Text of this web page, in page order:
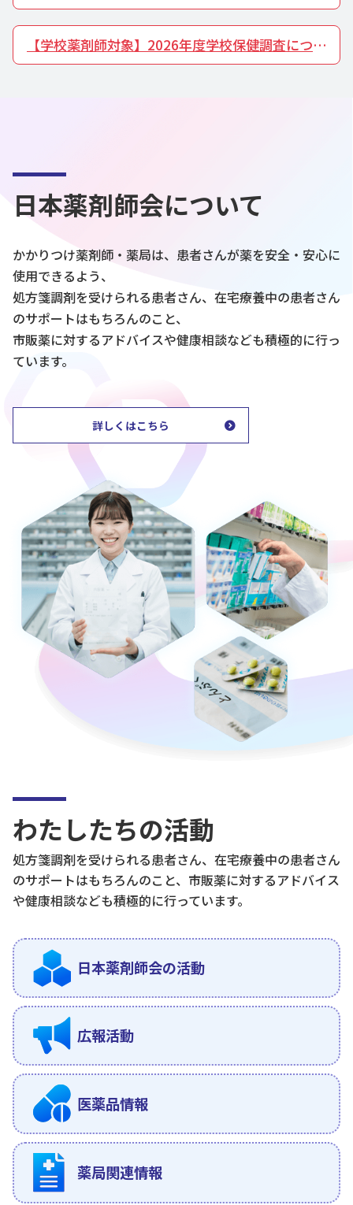
ました
【学校薬剤師対象】2026年度学校保健調査につい
て（6/25 12:00～9/30まで）
日本薬剤師会について
かかりつけ薬剤師・薬局は、患者さんが薬を安全・安心に
使用できるよう、
処方箋調剤を受けられる患者さん、在宅療養中の患者さん
のサポートはもちろんのこと、
市販薬に対するアドバイスや健康相談なども積極的に行っ
ています。
詳しくはこちら
わたしたちの活動
処方箋調剤を受けられる患者さん、在宅療養中の患者さん
のサポートはもちろんのこと、市販薬に対するアドバイス
や健康相談なども積極的に行っています。
日本薬剤師会の活動
広報活動
医薬品情報
薬局関連情報